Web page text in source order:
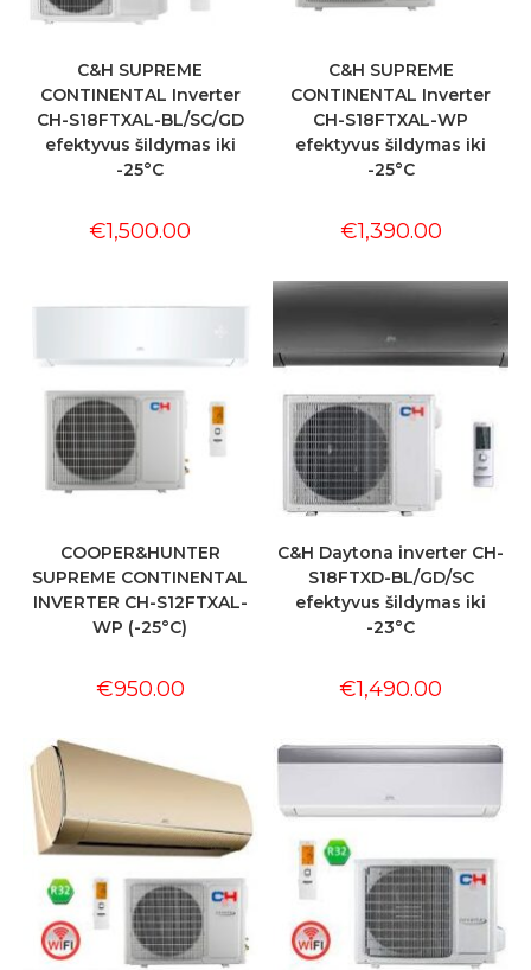
C&H SUPREME
CONTINENTAL Inverter
CH-S18FTXAL-BL/SC/GD
efektyvus šildymas iki
-25°C
€1,500.00
C&H SUPREME
CONTINENTAL Inverter
CH-S18FTXAL-WP
efektyvus šildymas iki
-25°C
€1,390.00
COOPER&HUNTER
SUPREME CONTINENTAL
INVERTER CH-S12FTXAL-
WP (-25°C)
€950.00
C&H Daytona inverter CH-
S18FTXD-BL/GD/SC
efektyvus šildymas iki
-23°C
€1,490.00